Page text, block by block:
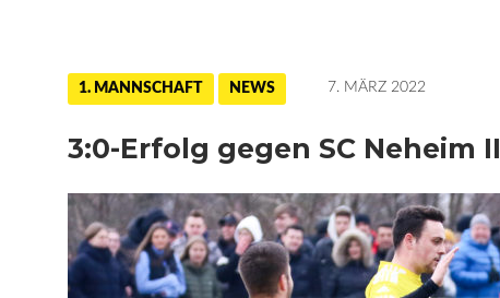
1. MANNSCHAFT NEWS 7. MÄRZ 2022
3:0-Erfolg gegen SC Neheim II